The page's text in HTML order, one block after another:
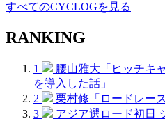
すべてのCYCLOGを見る
RANKING
1
腰山雅大「ヒッチキ
を導入した話」
2
栗村修「ロードレー
3
アジア選ロード初日